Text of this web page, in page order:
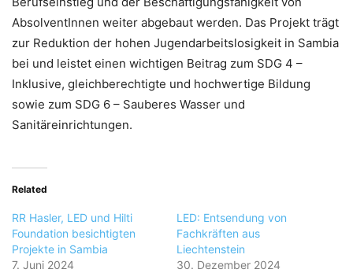
AbsolventInnen weiter abgebaut werden. Das Projekt trägt
zur Reduktion der hohen Jugendarbeitslosigkeit in Sambia
bei und leistet einen wichtigen Beitrag zum SDG 4 –
Inklusive, gleichberechtigte und hochwertige Bildung
sowie zum SDG 6 – Sauberes Wasser und
Sanitäreinrichtungen.
Related
RR Hasler, LED und Hilti
Foundation besichtigten
Projekte in Sambia
7. Juni 2024
LED: Entsendung von
Fachkräften aus
Liechtenstein
30. Dezember 2024